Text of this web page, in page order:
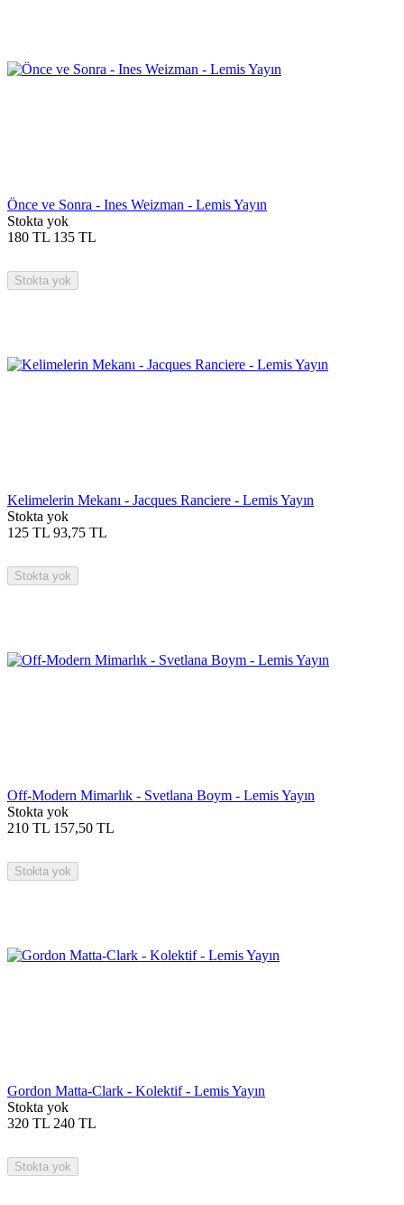
Önce ve Sonra - Ines Weizman - Lemis Yayın
Stokta yok
180 TL 135 TL
Stokta yok
Kelimelerin Mekanı - Jacques Ranciere - Lemis Yayın
Stokta yok
125 TL 93,75 TL
Stokta yok
Off-Modern Mimarlık - Svetlana Boym - Lemis Yayın
Stokta yok
210 TL 157,50 TL
Stokta yok
Gordon Matta-Clark - Kolektif - Lemis Yayın
Stokta yok
320 TL 240 TL
Stokta yok